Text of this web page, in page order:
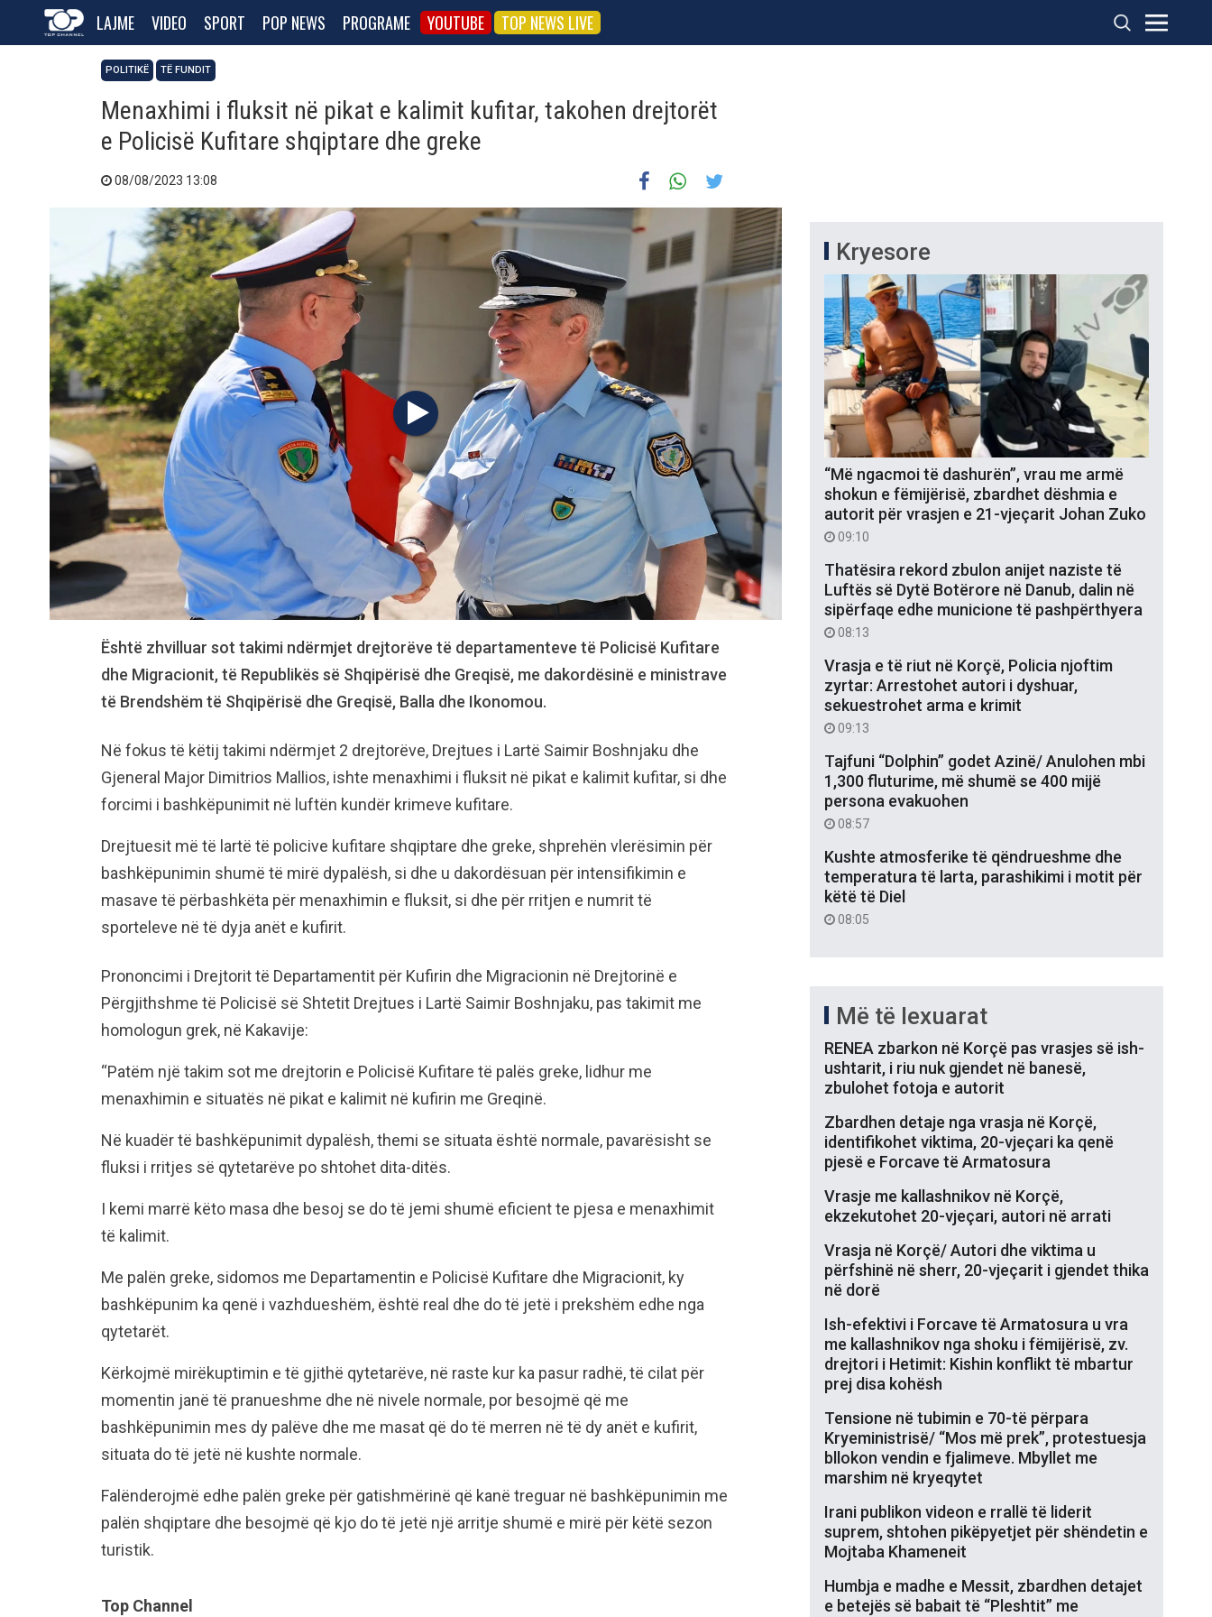
LAJME VIDEO SPORT POP NEWS PROGRAME YOUTUBE TOP NEWS LIVE
POLITIKË TË FUNDIT
Menaxhimi i fluksit në pikat e kalimit kufitar, takohen drejtorët
e Policisë Kufitare shqiptare dhe greke
08/08/2023 13:08
Është zhvilluar sot takimi ndërmjet drejtorëve të departamenteve të Policisë Kufitare
dhe Migracionit, të Republikës së Shqipërisë dhe Greqisë, me dakordësinë e ministrave
të Brendshëm të Shqipërisë dhe Greqisë, Balla dhe Ikonomou.
Në fokus të këtij takimi ndërmjet 2 drejtorëve, Drejtues i Lartë Saimir Boshnjaku dhe
Gjeneral Major Dimitrios Mallios, ishte menaxhimi i fluksit në pikat e kalimit kufitar, si dhe
forcimi i bashkëpunimit në luftën kundër krimeve kufitare.
Drejtuesit më të lartë të policive kufitare shqiptare dhe greke, shprehën vlerësimin për
bashkëpunimin shumë të mirë dypalësh, si dhe u dakordësuan për intensifikimin e
masave të përbashkëta për menaxhimin e fluksit, si dhe për rritjen e numrit të
sporteleve në të dyja anët e kufirit.
Prononcimi i Drejtorit të Departamentit për Kufirin dhe Migracionin në Drejtorinë e
Përgjithshme të Policisë së Shtetit Drejtues i Lartë Saimir Boshnjaku, pas takimit me
homologun grek, në Kakavije:
“Patëm një takim sot me drejtorin e Policisë Kufitare të palës greke, lidhur me
menaxhimin e situatës në pikat e kalimit në kufirin me Greqinë.
Në kuadër të bashkëpunimit dypalësh, themi se situata është normale, pavarësisht se
fluksi i rritjes së qytetarëve po shtohet dita-ditës.
I kemi marrë këto masa dhe besoj se do të jemi shumë eficient te pjesa e menaxhimit
të kalimit.
Me palën greke, sidomos me Departamentin e Policisë Kufitare dhe Migracionit, ky
bashkëpunim ka qenë i vazhdueshëm, është real dhe do të jetë i prekshëm edhe nga
qytetarët.
Kërkojmë mirëkuptimin e të gjithë qytetarëve, në raste kur ka pasur radhë, të cilat për
momentin janë të pranueshme dhe në nivele normale, por besojmë që me
bashkëpunimin mes dy palëve dhe me masat që do të merren në të dy anët e kufirit,
situata do të jetë në kushte normale.
Falënderojmë edhe palën greke për gatishmërinë që kanë treguar në bashkëpunimin me
palën shqiptare dhe besojmë që kjo do të jetë një arritje shumë e mirë për këtë sezon
turistik.
Top Channel
Kryesore
“Më ngacmoi të dashurën”, vrau me armë
shokun e fëmijërisë, zbardhet dëshmia e
autorit për vrasjen e 21-vjeçarit Johan Zuko
09:10
Thatësira rekord zbulon anijet naziste të
Luftës së Dytë Botërore në Danub, dalin në
sipërfaqe edhe municione të pashpërthyera
08:13
Vrasja e të riut në Korçë, Policia njoftim
zyrtar: Arrestohet autori i dyshuar,
sekuestrohet arma e krimit
09:13
Tajfuni “Dolphin” godet Azinë/ Anulohen mbi
1,300 fluturime, më shumë se 400 mijë
persona evakuohen
08:57
Kushte atmosferike të qëndrueshme dhe
temperatura të larta, parashikimi i motit për
këtë të Diel
08:05
Më të lexuarat
RENEA zbarkon në Korçë pas vrasjes së ish-
ushtarit, i riu nuk gjendet në banesë,
zbulohet fotoja e autorit
Zbardhen detaje nga vrasja në Korçë,
identifikohet viktima, 20-vjeçari ka qenë
pjesë e Forcave të Armatosura
Vrasje me kallashnikov në Korçë,
ekzekutohet 20-vjeçari, autori në arrati
Vrasja në Korçë/ Autori dhe viktima u
përfshinë në sherr, 20-vjeçarit i gjendet thika
në dorë
Ish-efektivi i Forcave të Armatosura u vra
me kallashnikov nga shoku i fëmijërisë, zv.
drejtori i Hetimit: Kishin konflikt të mbartur
prej disa kohësh
Tensione në tubimin e 70-të përpara
Kryeministrisë/ “Mos më prek”, protestuesja
bllokon vendin e fjalimeve. Mbyllet me
marshim në kryeqytet
Irani publikon videon e rrallë të liderit
suprem, shtohen pikëpyetjet për shëndetin e
Mojtaba Khameneit
Humbja e madhe e Messit, zbardhen detajet
e betejës së babait të “Pleshtit” me